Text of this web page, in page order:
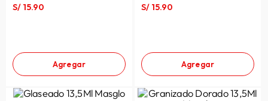
S/ 15.90
Agregar
S/ 15.90
Agregar